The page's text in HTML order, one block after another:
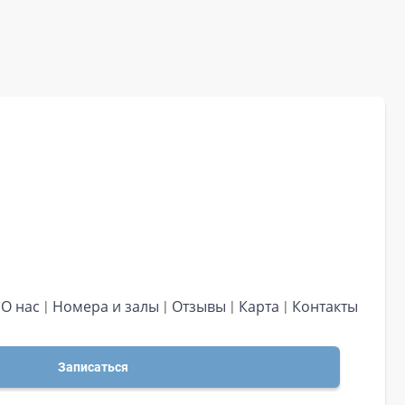
О нас Номера и залы Отзывы Карта Контакты
Записаться